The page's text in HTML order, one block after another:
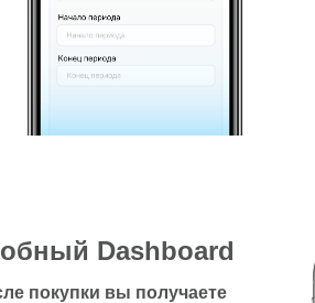
Dashboard
покупки вы получаете